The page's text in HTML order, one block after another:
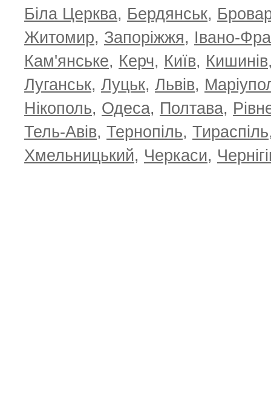
Біла Церква, Бердянськ,
Житомир, Запоріжжя, Івано-
Кам'янське, Керч, Київ, Кишинів
Луганськ, Луцьк, Львів,
Нікополь, Одеса, Полтава,
Тель-Авів, Тернопіль, Тираспіль
Хмельницький, Черкаси,